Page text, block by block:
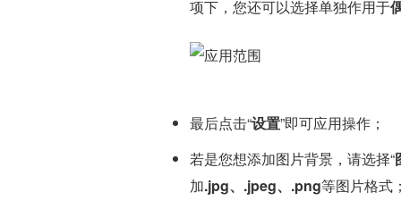
项下，您还可以选择单独作用于
最后点击“设置”即可应用操作；
若是您想添加图片背景，请选择“
加.jpg、.jpeg、.png等图片格式